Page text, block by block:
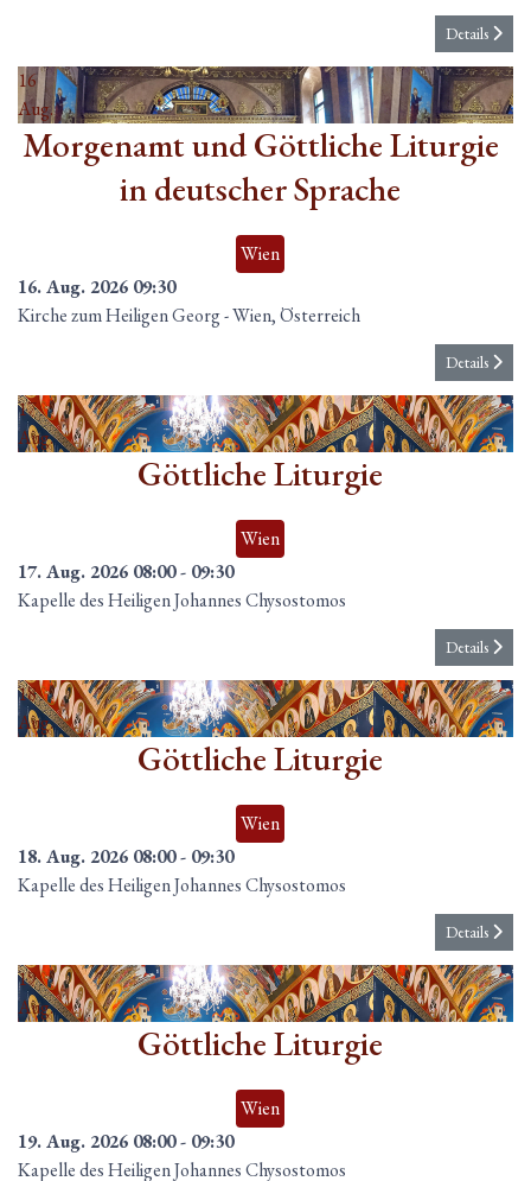
Details
16
Aug.
Morgenamt und Göttliche Liturgie
in deutscher Sprache
Wien
16. Aug. 2026 09:30
Kirche zum Heiligen Georg-Wien, Österreich
Details
17
Aug.
Göttliche Liturgie
Wien
17. Aug. 2026 08:00- 09:30
Kapelle des Heiligen Johannes Chysostomos
Details
18
Aug.
Göttliche Liturgie
Wien
18. Aug. 2026 08:00- 09:30
Kapelle des Heiligen Johannes Chysostomos
Details
19
Aug.
Göttliche Liturgie
Wien
19. Aug. 2026 08:00- 09:30
Kapelle des Heiligen Johannes Chysostomos